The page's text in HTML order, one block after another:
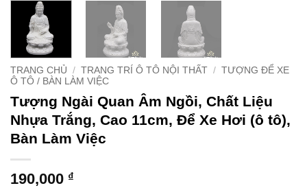
TRANG CHỦ / TRANG TRÍ Ô TÔ NỘI THẤT / TƯỢNG ĐỂ XE
Ô TÔ / BÀN LÀM VIỆC
Tượng Ngài Quan Âm Ngồi, Chất Liệu
Nhựa Trắng, Cao 11cm, Để Xe Hơi (ô tô),
Bàn Làm Việc
190,000 ₫